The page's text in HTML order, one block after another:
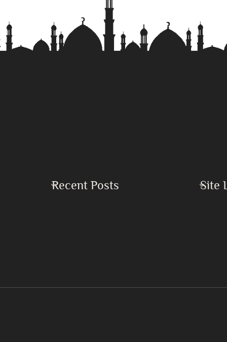
Recent Posts Site